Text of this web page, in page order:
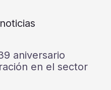
aniversario
en el sector